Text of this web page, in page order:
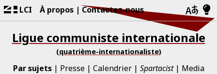
LCI À propos Contactez-nous
Ligue communiste internationale
(quatrième-internationaliste)
Par sujets Presse Calendrier Spartacist Media